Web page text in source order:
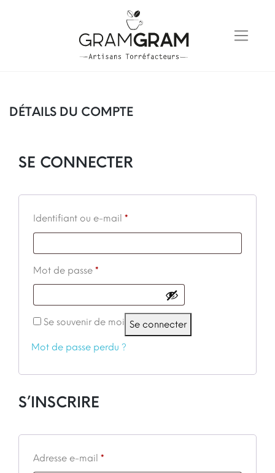
DÉTAILS DU COMPTE
SE CONNECTER
Identifiant ou e-mail *Obligatoire
Mot de passe *Obligatoire
Se souvenir de moi Se connecter
Mot de passe perdu ?
S’INSCRIRE
Adresse e-mail *Obligatoire